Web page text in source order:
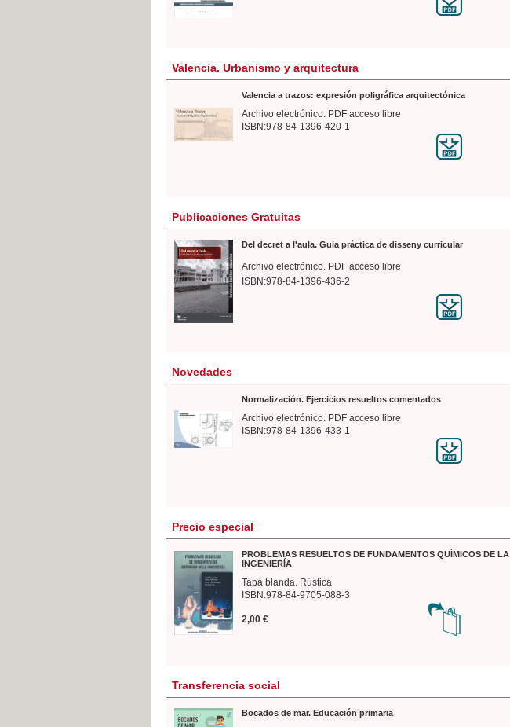
Valencia. Urbanismo y arquitectura
Valencia a trazos: expresión poligráfica arquitectónica
Archivo electrónico. PDF acceso libre
ISBN:978-84-1396-420-1
Publicaciones Gratuitas
Del decret a l'aula. Guia práctica de disseny curricular
Archivo electrónico. PDF acceso libre
ISBN:978-84-1396-436-2
Novedades
Normalización. Ejercicios resueltos comentados
Archivo electrónico. PDF acceso libre
ISBN:978-84-1396-433-1
Precio especial
PROBLEMAS RESUELTOS DE FUNDAMENTOS QUÍMICOS DE LA
INGENIERÍA
Tapa blanda. Rústica
ISBN:978-84-9705-088-3
2,00 €
Transferencia social
Bocados de mar. Educación primaria